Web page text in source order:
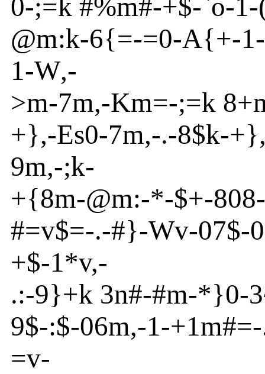
0-;=k #%m#-+$- `o-1-
@m:k-6{=-=0-A{+-1-
1-W,-
>m-7m,-Km=-;=k
+},-Es0-7m,-.-8$k-+}
9m,-;k-
+{8m-@m:-*-$+-808-
#=v$=-.-#}-Wv-07$-
+$-1*v,-
.:-9}+k 3n#-#m-*}0-
9$-:$-06m,-1-+1m
=v-